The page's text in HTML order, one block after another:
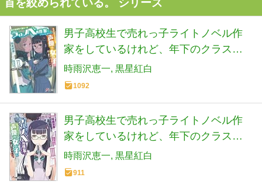
首を絞められている。 シリーズ
男子高校生で売れっ子ライトノベル作
家をしているけれど、年下のクラスメ
イトで声優の女の子に首を絞められて
いる。 (2) ―Time to Play― (下) (電撃文
時雨沢恵一 黒星紅白
1092
男子高校生で売れっ子ライトノベル作
家をしているけれど、年下のクラスメ
イトで声優の女の子に首を絞められて
いる。 (3) ―Time to Pray― (電撃文庫)
時雨沢恵一 黒星紅白
911